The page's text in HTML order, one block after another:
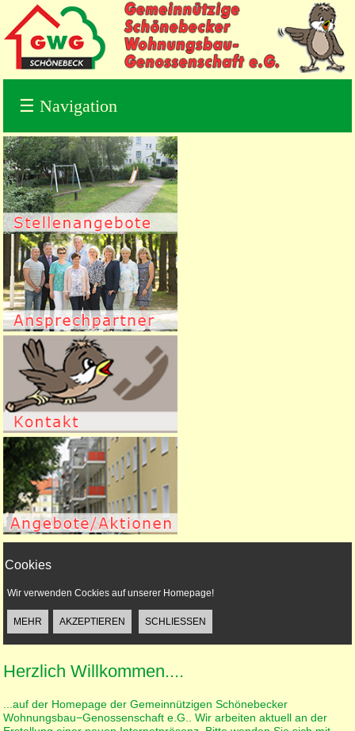
☰ Navigation
Cookies
Wir verwenden Cockies auf unserer Homepage!
Herzlich Willkommen....
...auf der Homepage der Gemeinnützigen Schönebecker
Wohnungsbau−Genossenschaft e.G.. Wir arbeiten aktuell an der